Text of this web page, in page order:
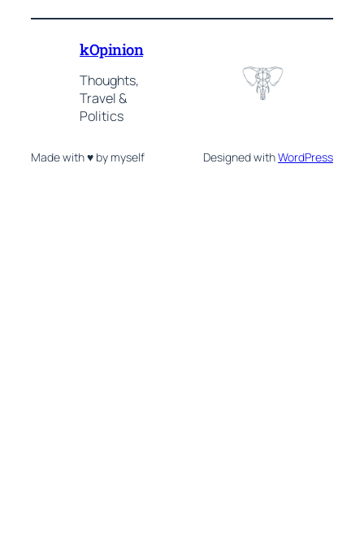
kOpinion
Thoughts,
Travel &
Politics
Made with ♥ by myself Designed withWordPress